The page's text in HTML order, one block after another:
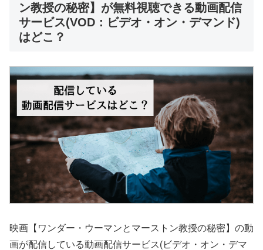
ン教授の秘密】が無料視聴できる動画配信
サービス(VOD：ビデオ・オン・デマンド)
はどこ？
映画【ワンダー・ウーマンとマーストン教授の秘密】の動
画が配信している動画配信サービス(ビデオ・オン・デマ